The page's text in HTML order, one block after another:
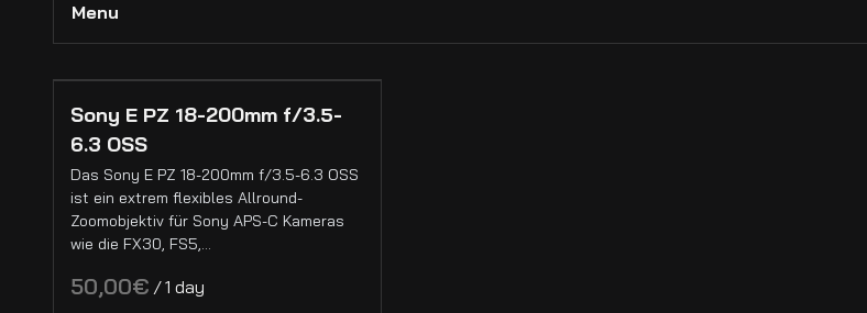
Menu
Kameras
Cinema Kameras
Foto Kameras
Kamera Grip
Sony E PZ 18-200mm f/3.5-
6.3 OSS
Das Sony E PZ 18-200mm f/3.5-6.3 OSS
ist ein extrem flexibles Allround-
Zoomobjektiv für Sony APS-C Kameras
wie die FX30, FS5,…
/